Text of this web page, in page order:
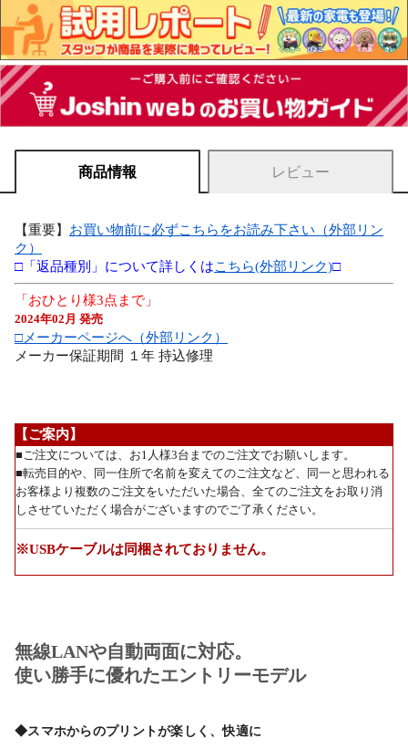
商品情報 レビュー
【重要】 お買い物前に必ずこちらをお読み下さい（外部リン
ク）
□「返品種別」について詳しくはこちら(外部リンク)□
「おひとり様3点まで」
2024年02月 発売
□メーカーページへ（外部リンク）
メーカー保証期間 １年 持込修理
【ご案内】
■ご注文については、お1人様3台までのご注文でお願いします。
■転売目的や、同一住所で名前を変えてのご注文など、同一と思われる
お客様より複数のご注文をいただいた場合、全てのご注文をお取り消
しさせていただく場合がございますのでご了承ください。
※USBケーブルは同梱されておりません。
無線LANや自動両面に対応。
使い勝手に優れたエントリーモデル
◆スマホからのプリントが楽しく、快適に